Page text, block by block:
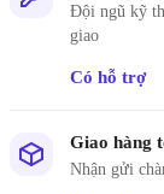
Đội ngũ kỹ
giao
Có hỗ trợ
Giao hàng
Nhận gửi